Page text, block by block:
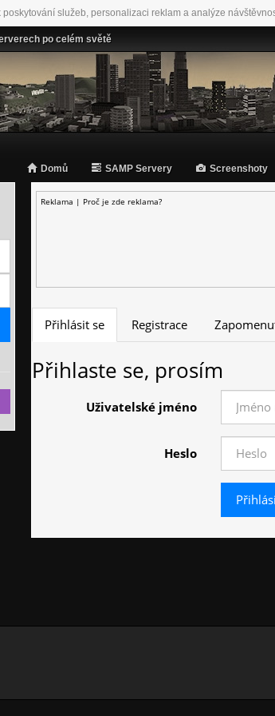
poskytování služeb, personalizaci reklam a analýze
po celém světě
Domů SAMP Servery Screenshoty
Reklama | Proč je zde reklama?
Přihlásit se Registrace
Přihlaste se, prosím
Uživatelské jméno
Heslo